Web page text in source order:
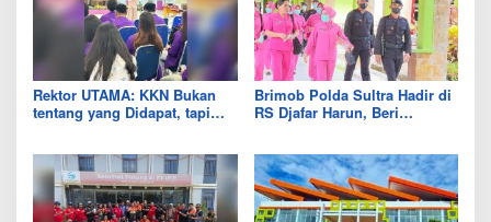
Rektor UTAMA: KKN Bukan
tentang yang Didapat, tapi
Brimob Polda Sultra Hadir di
RS Djafar Harun, Beri